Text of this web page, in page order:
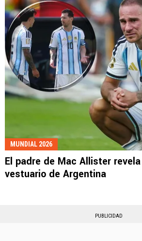
MUNDIAL 2026
El padre de Mac Allister
vestuario de Argentina
PUBLICIDAD